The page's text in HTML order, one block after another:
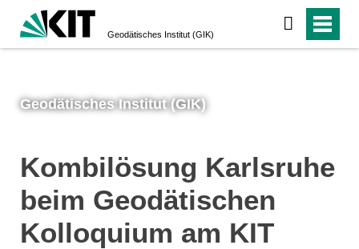
Geodätisches Institut (GIK)
Geodätisches Institut (GIK)
Kombilösung Karlsruhe
beim Geodätischen
Kolloquium am KIT